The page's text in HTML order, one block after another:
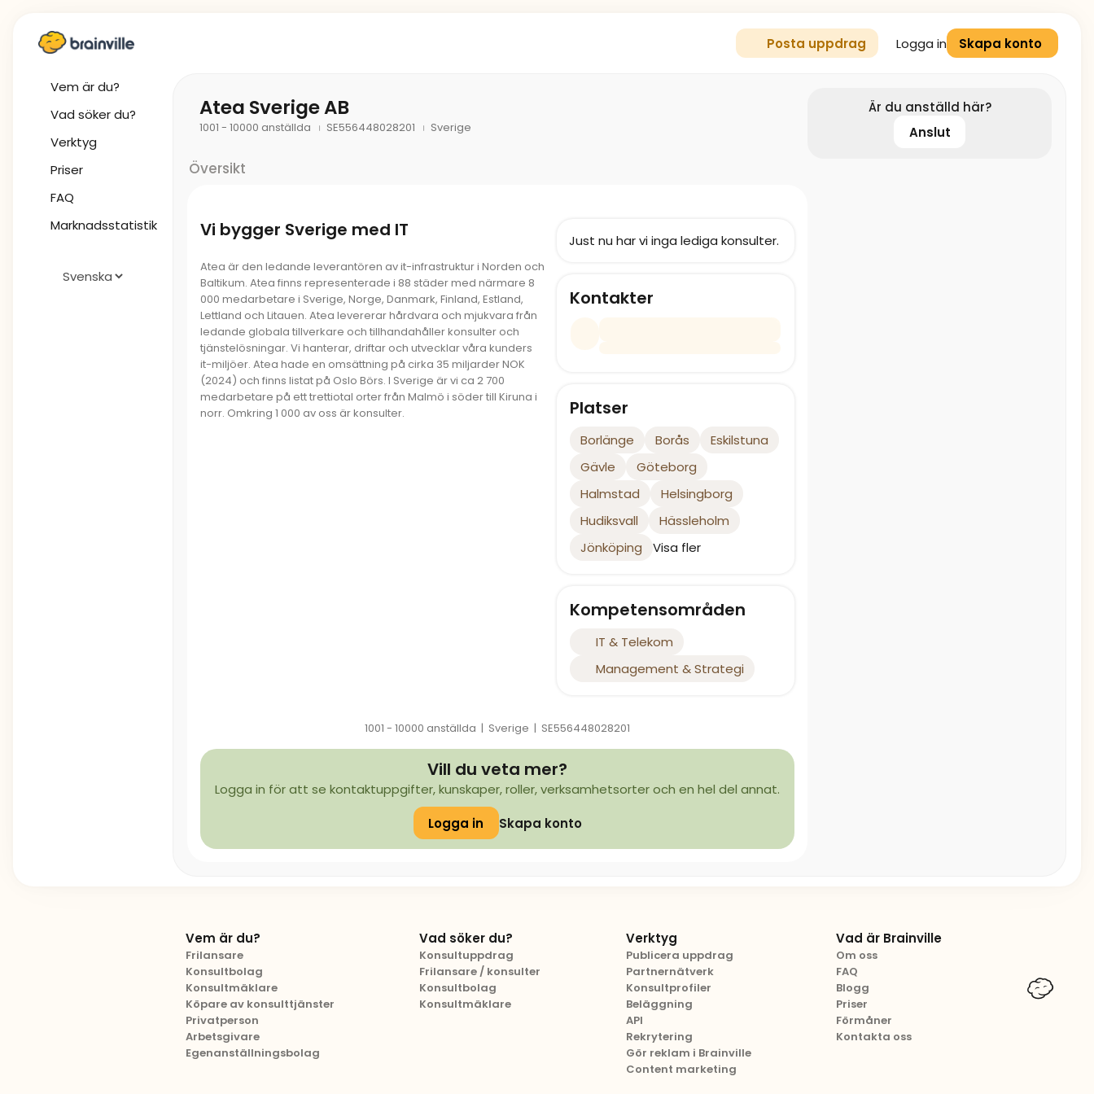
Vem är du?
Vad söker du?
Verktyg
Priser
FAQ
Marknadsstatistik
Posta uppdrag Logga in Skapa konto
Atea Sverige AB
1001 - 10000 anställda SE556448028201 Sverige
Översikt
Vi bygger Sverige med IT
Atea är den ledande leverantören av it-infrastruktur i Norden och
Baltikum. Atea finns representerade i 88 städer med närmare 8
000 medarbetare i Sverige, Norge, Danmark, Finland, Estland,
Lettland och Litauen. Atea levererar hårdvara och mjukvara från
ledande globala tillverkare och tillhandahåller konsulter och
tjänstelösningar. Vi hanterar, driftar och utvecklar våra kunders
it-miljöer. Atea hade en omsättning på cirka 35 miljarder NOK
(2024) och finns listat på Oslo Börs. I Sverige är vi ca 2 700
medarbetare på ett trettiotal orter från Malmö i söder till Kiruna i
norr. Omkring 1 000 av oss är konsulter.
Just nu har vi inga lediga konsulter.
Kontakter
Platser
Borlänge Borås
Eskilstuna
Gävle
Göteborg
Halmstad
Helsingborg
Hudiksvall
Hässleholm
Jönköping
Visa fler
Kompetensområden
IT & Telekom
Management & Strategi
1001 - 10000 anställda | Sverige | SE556448028201
Vill du veta mer?
Logga in för att se kontaktuppgifter, kunskaper, roller, verksamhetsorter och en hel del annat.
Logga in
Skapa konto
Är du anställd här?
Anslut
Vem är du?
Frilansare
Konsultbolag
Konsultmäklare
Köpare av konsulttjänster
Privatperson
Arbetsgivare
Egenanställningsbolag
Vad söker du?
Konsultuppdrag
Frilansare / konsulter
Konsultbolag
Konsultmäklare
Verktyg
Publicera uppdrag
Partnernätverk
Konsultprofiler
Beläggning
API
Rekrytering
Gör reklam i Brainville
Content marketing
Vad är Brainville
Om oss
FAQ
Blogg
Priser
Förmåner
Kontakta oss